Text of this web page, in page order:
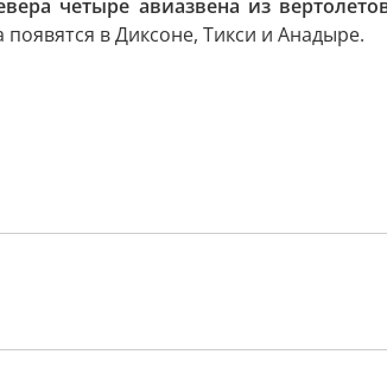
четыре авиазвена из
в Диксоне, Тикси и Анадыре.